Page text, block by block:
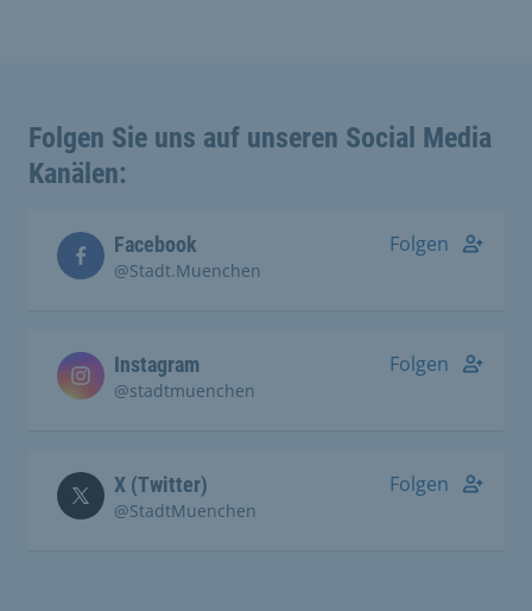
Folgen Sie uns auf unseren Social Media
Kanälen:
Facebook
@Stadt.Muenchen
Folgen
Instagram
@stadtmuenchen
Folgen
X (Twitter)
@StadtMuenchen
Folgen